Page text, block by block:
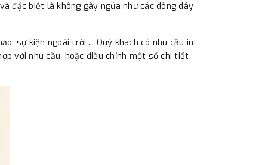
đặc biệt là không gây ngứa như các dòng dây
sự kiện ngoài trời,... Quý khách có nhu cầu in
với nhu cầu, hoặc điều chỉnh một số chi tiết